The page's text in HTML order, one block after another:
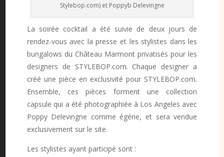
Stylebop.com) et Poppyb Delevingne
La soirée cocktail a été suivie de deux jours de
rendez-vous avec la presse et les stylistes dans les
bungalows du Château Marmont privatisés pour les
designers de STYLEBOP.com. Chaque designer a
créé une pièce en exclusivité pour STYLEBOP.com.
Ensemble, ces pièces forment une collection
capsule qui a été photographiée à Los Angeles avec
Poppy Delevingne comme égérie, et sera vendue
exclusivement sur le site.
Les stylistes ayant participé sont :